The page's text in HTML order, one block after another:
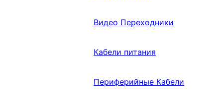
Видео Переходники
Кабели питания
Периферийные Кабели